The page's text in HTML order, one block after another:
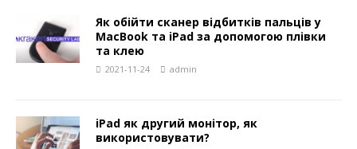
Як обійти сканер відбитків пальців у
MacBook та iPad за допомогою плівки
та клею
2021-11-24 admin
iPad як другий монітор, як
використовувати?